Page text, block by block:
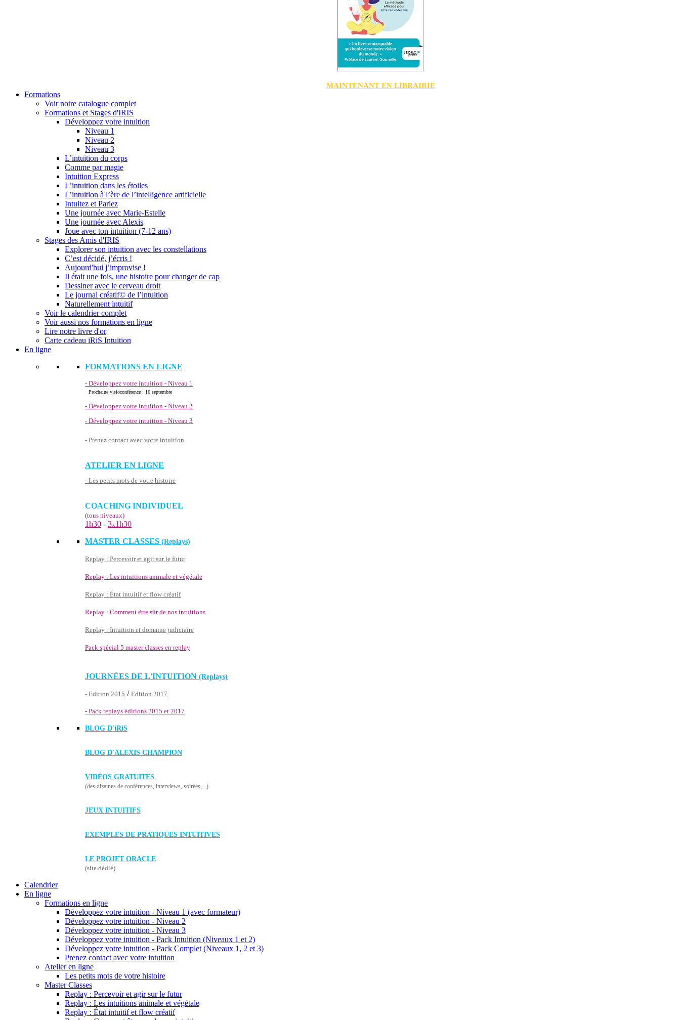
MAINTENANT EN LIBRAIRIE
Formations
Voir notre catalogue complet
Formations et Stages d'IRIS
Développez votre intuition
Niveau 1
Niveau 2
Niveau 3
L’intuition du corps
Comme par magie
Intuition Express
L’intuition dans les étoiles
L’intuition à l’ère de l’intelligence artificielle
Intuitez et Pariez
Une journée avec Marie-Estelle
Une journée avec Alexis
Joue avec ton intuition (7-12 ans)
Stages des Amis d'IRIS
Explorer son intuition avec les constellations
C’est décidé, j’écris !
Aujourd'hui j’improvise !
Il était une fois, une histoire pour changer de cap
Dessiner avec le cerveau droit
Le journal créatif© de l’intuition
Naturellement intuitif
Voir le calendrier complet
Voir aussi nos formations en ligne
Lire notre livre d'or
Carte cadeau iRiS Intuition
En ligne
FORMATIONS EN LIGNE
- Développez votre intuition - Niveau 1
Prochaine visioconférence : 16 septembre
- Développez votre intuition - Niveau 2
- Développez votre intuition - Niveau 3
- Prenez contact avec votre intuition
ATELIER EN LIGNE
- Les petits mots de votre histoire
COACHING INDIVIDUEL
(tous niveaux)
1h30 - 3x1h30
MASTER CLASSES (Replays)
Replay : Percevoir et agir sur le futur
Replay : Les intuitions animale et végétale
Replay : État intuitif et flow créatif
Replay : Comment être sûr de nos intuitions
Replay : Intuition et domaine judiciaire
Pack spécial 5 master classes en replay
JOURNÉES DE L'INTUITION (Replays)
- Edition 2015 / Edition 2017
- Pack replays éditions 2015 et 2017
BLOG D'iRiS
BLOG D'ALEXIS CHAMPION
VIDÉOS GRATUITES
(des dizaines de conférences, interviews, soirées,...)
JEUX INTUITIFS
EXEMPLES DE PRATIQUES INTUITIVES
LE PROJET ORACLE
(site dédié)
Calendrier
En ligne
Formations en ligne
Développez votre intuition - Niveau 1 (avec formateur)
Développez votre intuition - Niveau 2
Développez votre intuition - Niveau 3
Développez votre intuition - Pack Intuition (Niveaux 1 et 2)
Développez votre intuition - Pack Complet (Niveaux 1, 2 et 3)
Prenez contact avec votre intuition
Atelier en ligne
Les petits mots de votre histoire
Master Classes
Replay : Percevoir et agir sur le futur
Replay : Les intuitions animale et végétale
Replay : État intuitif et flow créatif